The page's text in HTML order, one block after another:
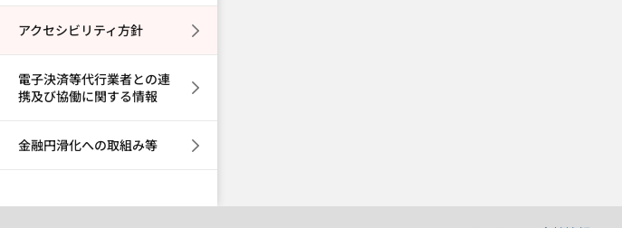
アクセシビリティ方針
電子決済等代行業者との連
携及び協働に関する情報
金融円滑化への取組み等